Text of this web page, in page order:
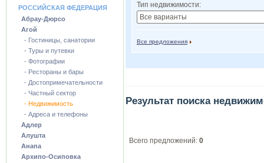
РОССИЙСКАЯ ФЕДЕРАЦИЯ
Абрау-Дюрсо
Агой
- Гостиницы, санатории
- Туры и путевки
- Фотографии
- Рестораны и бары
- Достопримечательности
- Частный сектор
- Недвижимость
- Адреса и телефоны
Адлер
Алушта
Анапа
Архипо-Осиповка
Тип недвижимости:
Все предложения
Результат поиска
Всего предложений: 0